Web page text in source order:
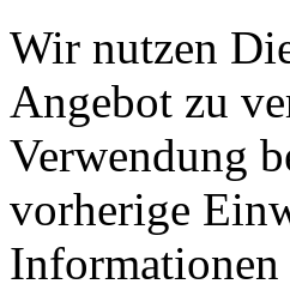
Wir nutzen
Angebot zu
Verwendung
vorherige
Informationen